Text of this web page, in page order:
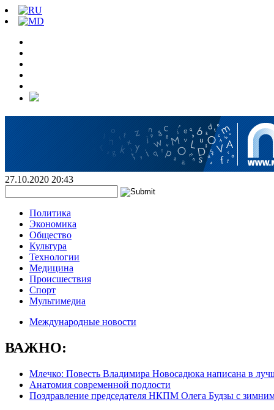
27.10.2020 20:43
Политика
Экономика
Общество
Культура
Технологии
Медицина
Происшествия
Спорт
Мультимедиа
Международные новости
ВАЖНО:
Млечко: Повесть Владимира Новосадюка написана в
Анатомия современной подлости
Поздравление председателя НКПМ Олега Будзы с